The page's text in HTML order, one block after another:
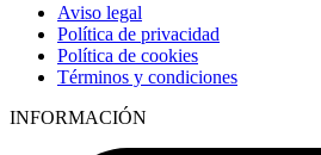
Aviso legal
Política de privacidad
Política de cookies
Términos y condiciones
INFORMACIÓN